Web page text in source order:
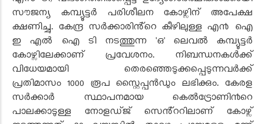
സൗജന്യ കമ്പ്യൂട്ടർ പരിശീലന കോഴ്സിന് അപേക്ഷ
ക്ഷണിച്ചു. കേന്ദ്ര സർക്കാരിൻ്റെ കീഴിലുള്ള എ൯ ഐ
ഇ എൽ ഐ ടി നടത്തുന്ന 'ഒ' ലെവൽ കമ്പ്യൂട്ടർ
കോഴ്സിലേക്കാണ് പ്രവേശനം. നിബന്ധനകൾക്ക്
വിധേയമായി തെരഞ്ഞെടുക്കപ്പെടുന്നവർക്ക്
പ്രതിമാസം 1000 രൂപ സ്റ്റൈപ്പൻഡും ലഭിക്കും. കേരള
സർക്കാർ സ്ഥാപനമായ കെൽട്രോണി൯റെ
പാലക്കാടുള്ള നോളഡ്‌ജ്‌ സെൻ്ററിലാണ് കോഴ്സ്